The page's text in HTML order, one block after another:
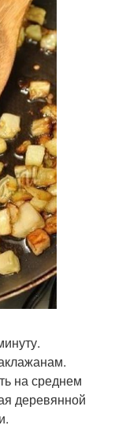
на среднем
деревянной